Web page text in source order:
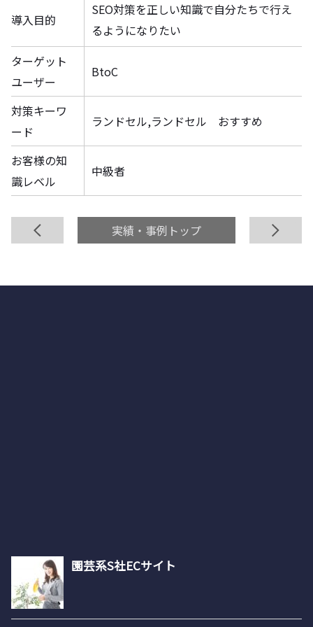
導入目的
SEO対策を正しい知識で自分たちで行え
るようになりたい
ターゲット
ユーザー
BtoC
対策キーワ
ード
ランドセル,ランドセル おすすめ
お客様の知
識レベル
中級者
実績・事例トップ